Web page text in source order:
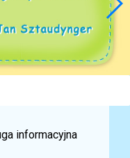
informacyjna